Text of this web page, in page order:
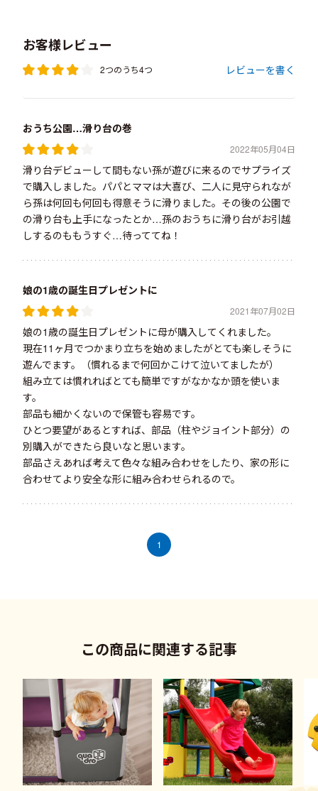
お客様レビュー
2つのうち4つ レビューを書く
おうち公園…滑り台の巻
2022年05月04日
滑り台デビューして間もない孫が遊びに来るのでサプライズ
で購入しました。パパとママは大喜び、二人に見守られなが
ら孫は何回も何回も得意そうに滑りました。その後の公園で
の滑り台も上手になったとか…孫のおうちに滑り台がお引越
しするのももうすぐ…待っててね！
娘の1歳の誕生日プレゼントに
2021年07月02日
娘の1歳の誕生日プレゼントに母が購入してくれました。
現在11ヶ月でつかまり立ちを始めましたがとても楽しそうに
遊んでます。（慣れるまで何回かこけて泣いてましたが）
組み立ては慣れればとても簡単ですがなかなか頭を使いま
す。
部品も細かくないので保管も容易です。
ひとつ要望があるとすれば、部品（柱やジョイント部分）の
別購入ができたら良いなと思います。
部品さえあれば考えて色々な組み合わせをしたり、家の形に
合わせてより安全な形に組み合わせられるので。
1
この商品に関連する記事